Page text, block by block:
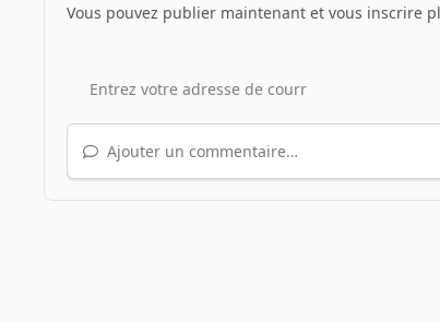
Vous pouvez publier maintenant et vous inscrire
Ajouter un commentaire…